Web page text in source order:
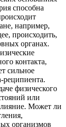
способна
например,
происходить,
органах.
контакта,
сильное
реципиента.
физического
или
Может ли
организмов